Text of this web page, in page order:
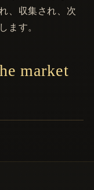
、収集され、次
ます。
market